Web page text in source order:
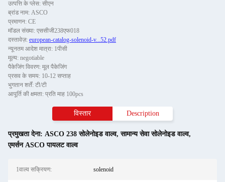
उत्पत्ति के प्लेस: सीएन
ब्रांड नाम: ASCO
प्रमाणन: CE
मॉडल संख्या: एससीजी238एफ018
दस्तावेज़: european-catalog-solenoid-v...52.pdf
न्यूनतम आदेश मात्रा: 1पीसी
मूल्य: negotiable
पैकेजिंग विवरण: मूल पैकेजिंग
प्रसव के समय: 10-12 सप्ताह
भुगतान शर्तें: टी/टी
आपूर्ति की क्षमता: प्रति माह 100pcs
विस्तार Description
प्रमुखता देना: ASCO 238 सोलेनोइड वाल्व,सामान्य सेवा सोलेनोइड वाल्व,
एमर्सन ASCO पायलट वाल्व
1वाल्व सक्रियण: solenoid